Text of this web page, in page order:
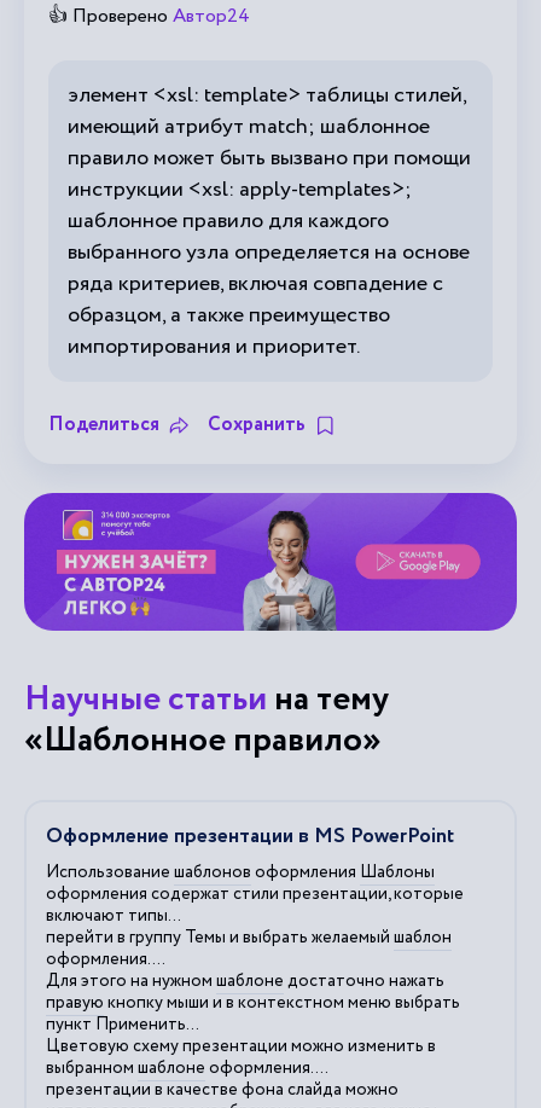
👍 Проверено Автор24
элемент <xsl: template> таблицы стилей,
имеющий атрибут match; шаблонное
правило может быть вызвано при помощи
инструкции <xsl: apply-templates>;
шаблонное правило для каждого
выбранного узла определяется на основе
ряда критериев, включая совпадение с
образцом, а также преимущество
импортирования и приоритет.
Поделиться Сохранить
Научные статьи на тему
«Шаблонное правило»
Оформление презентации в MS PowerPoint
Использование шаблонов оформления Шаблоны
оформления содержат стили презентации, которые
включают типы...
перейти в группу Темы и выбрать желаемый шаблон
оформления....
Для этого на нужном шаблоне достаточно нажать
правую кнопку мыши и в контекстном меню выбрать
пункт Применить...
Цветовую схему презентации можно изменить в
выбранном шаблоне оформления....
презентации в качестве фона слайда можно